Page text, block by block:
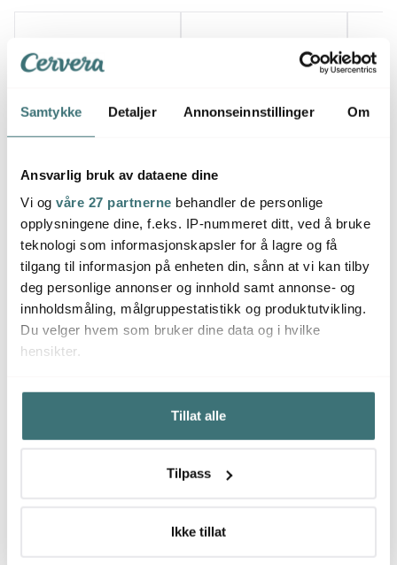
Samtykke Detaljer Annonseinnstillinger Om
Ansvarlig bruk av dataene dine
Vi og våre 27 partnerne behandler de personlige
opplysningene dine, f.eks. IP-nummeret ditt, ved å bruke
teknologi som informasjonskapsler for å lagre og få
tilgang til informasjon på enheten din, sånn at vi kan tilby
deg personlige annonser og innhold samt annonse- og
innholdsmåling, målgruppestatistikk og produktutvikling.
Du velger hvem som bruker dine data og i hvilke
hensikter.
Hvis du gir oss lov, vil vi også gjerne:
Innhente informasjon om den geografiske
beliggenheten din, som kan være nøyaktig innenfor
Identifisere enheten din ved å aktivt skanne den for
kan du lese om hvordan dine personlige
Tillat alle
Tilpass
Ikke tillat
Iittala
Alvar Aalto vase 25,1 cm
kobber
2790 kr
På lager
Iittala
Alvar Aalto vase 16 cm
kobber
2690 kr
På lager
Du kanskje også liker